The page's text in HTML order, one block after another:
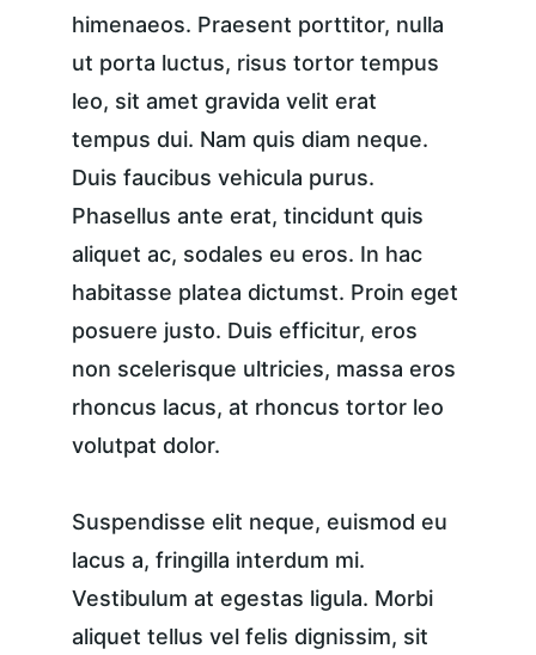
himenaeos. Praesent porttitor, nulla
ut porta luctus, risus tortor tempus
leo, sit amet gravida velit erat
tempus dui. Nam quis diam neque.
Duis faucibus vehicula purus.
Phasellus ante erat, tincidunt quis
aliquet ac, sodales eu eros. In hac
habitasse platea dictumst. Proin eget
posuere justo. Duis efficitur, eros
non scelerisque ultricies, massa eros
rhoncus lacus, at rhoncus tortor leo
volutpat dolor.
Suspendisse elit neque, euismod eu
lacus a, fringilla interdum mi.
Vestibulum at egestas ligula. Morbi
aliquet tellus vel felis dignissim, sit